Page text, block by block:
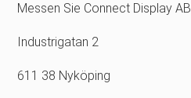
Messen Sie Connect Display AB
Industrigatan 2
611 38 Nyköping